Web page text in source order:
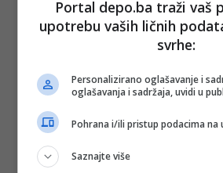
Posao vrijedan stotine miliona eura
od najvećih akvizicija u prehrambenoj i
posljednjih godina.
Za Bosnu i Hercegovinu posebno je
središtu ove velike regionalne priče
predstavlja jedan od najvrjednijih
Portal depo.ba traži vaš
upotrebu vaših ličnih
svrhe:
Personalizirano oglašavanje i
oglašavanja i sadržaja, uvidi u
Pohrana i/ili pristup podacima na
Saznajte više